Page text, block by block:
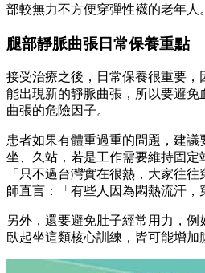
部較無力不方便穿彈性襪的老年人。
腿部靜脈曲張日常保養重點
接受治療之後，日常保養很重要
能出現新的靜脈曲張，所以要避免
曲張的危險因子。
患者如果有體重過重的問題，建議
坐、久站，若是工作需要維持固定
「只不過台灣實在很熱，大家往
師直言：「有些人因為悶熱流汗，
另外，還要避免肚子經常用力，
臥起坐這類核心訓練，皆可能增加